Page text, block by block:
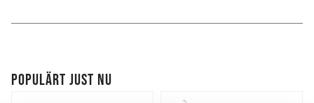
POPULÄRT JUST NU